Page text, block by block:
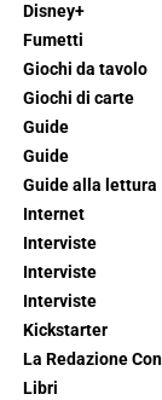
Disney+
Fumetti
Giochi da tavolo
Giochi di carte
Guide
Guide
Guide alla lettura
Internet
Interviste
Interviste
Interviste
Kickstarter
La Redazione
Libri